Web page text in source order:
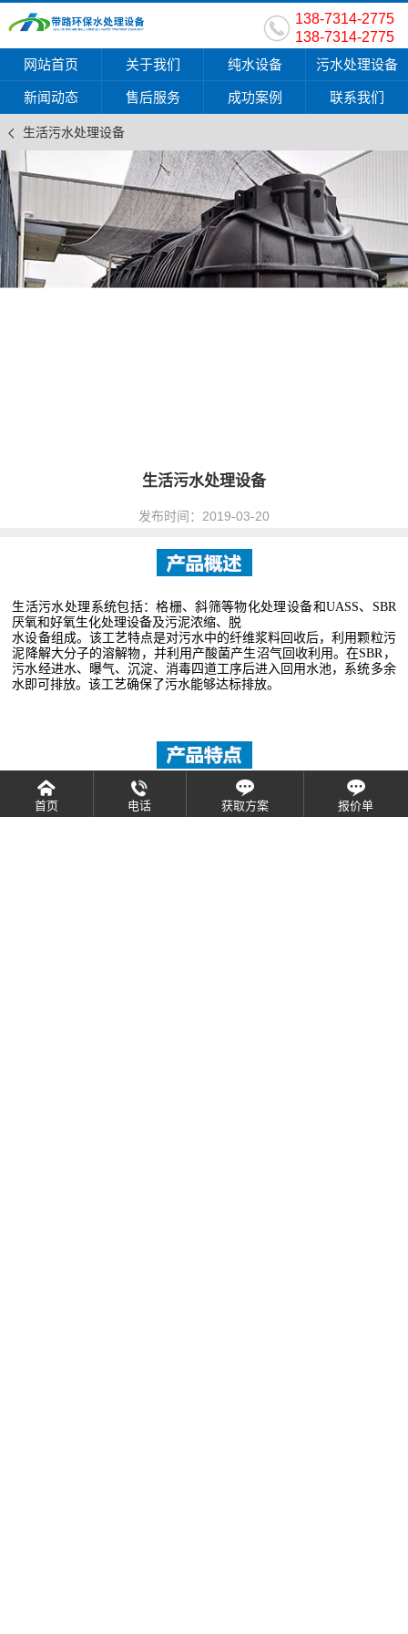
138-7314-2775
138-7314-2775
网站首页
关于我们 纯水设备 污水处理设备
新闻动态 售后服务 成功案例 联系我们
生活污水处理设备
生活污水处理设备
发布时间：2019-03-20
生活污水处理系统包括：格栅、斜筛等物化处理设备和UASS、 SBR
厌氧和好氧生化处理设备及污泥浓缩、脱
水设备组成。该工艺特点是对污水中的纤维浆料回收后，利用颗粒污
泥降解大分子的溶解物，并利用产酸菌产生沼气回收利用。在SBR，
污水经进水、曝气、沉淀、消毒四道工序后进入回用水池，系统多余
水即可排放。该工艺确保了污水能够达标排放。
1、出水水质稳定，出水不含悬浮物和微生物，可达到家庭生活杂用
水水质标准(CJ25.1-89)，可以直接回用。
首页 电话 获取方案 报价单